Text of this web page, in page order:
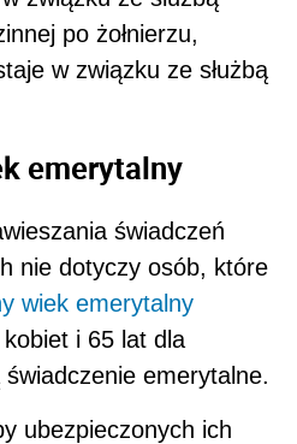
po żołnierzu,
w związku ze służbą
emerytalny
świadczeń
nie dotyczy osób, które
wiek emerytalny
i 65 lat dla
emerytalne.
ubezpieczonych ich